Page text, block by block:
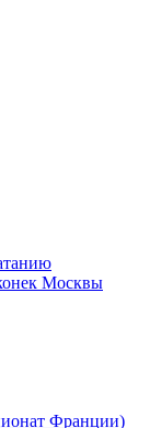
Москвы
Франции)